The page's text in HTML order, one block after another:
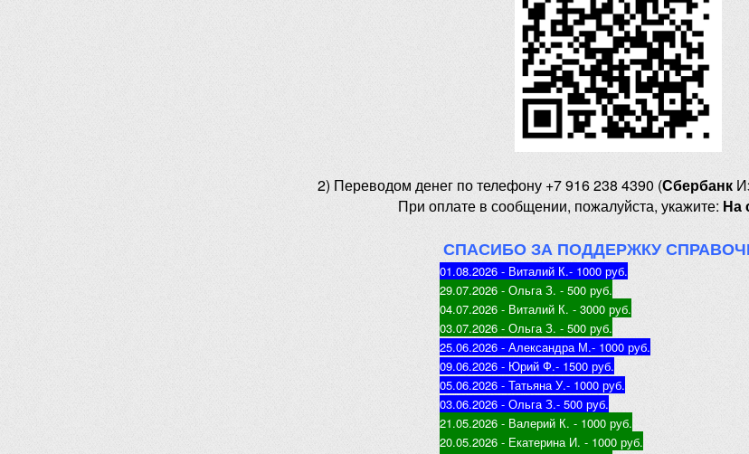
2) Переводом денег по телефону +7 916 238 4390 (Сбербанк
При оплате в сообщении, пожалуйста, укажите: На
СПАСИБО ЗА ПОДДЕРЖКУ
01.08.2026 - Виталий К.- 1000 руб.
29.07.2026 - Ольга З. - 500 руб.
04.07.2026 - Виталий К. - 3000 руб.
03.07.2026 - Ольга З. - 500 руб.
25.06.2026 - Александра М.- 1000 руб.
09.06.2026 - Юрий Ф.- 1500 руб.
05.06.2026 - Татьяна У.- 1000 руб.
03.06.2026 - Ольга З.- 500 руб.
21.05.2026 - Валерий К. - 1000 руб.
20.05.2026 - Екатерина И. - 1000 руб.